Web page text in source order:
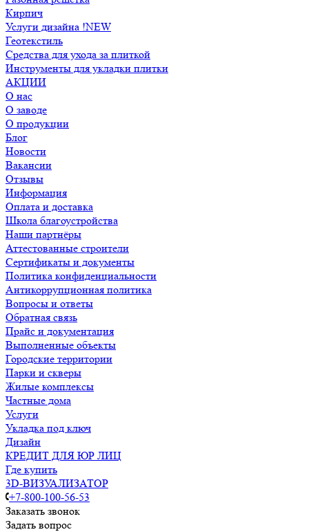
Кирпич
Услуги дизайна !NEW
Геотекстиль
Средства для ухода за плиткой
Инструменты для укладки плитки
АКЦИИ
О нас
О заводе
О продукции
Блог
Новости
Вакансии
Отзывы
Информация
Оплата и доставка
Школа благоустройства
Наши партнёры
Аттестованные строители
Сертификаты и документы
Политика конфиденциальности
Антикоррупционная политика
Вопросы и ответы
Обратная связь
Прайс и документация
Выполненные объекты
Городские территории
Парки и скверы
Жилые комплексы
Частные дома
Услуги
Укладка под ключ
Дизайн
КРЕДИТ ДЛЯ ЮР ЛИЦ
Где купить
3D-ВИЗУАЛИЗАТОР
+7-800-100-56-53
Заказать звонок
Задать вопрос